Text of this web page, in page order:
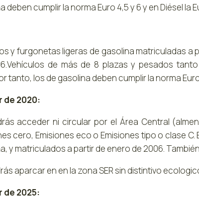
deben cumplir la norma Euro 4,5 y 6 y en Diésel la
y furgonetas ligeras de gasolina matriculadas a
de más de 8 plazas y pesados
tanto, los de gasolina deben cumplir la norma Euro
de 2020:
acceder ni circular por el Área Central
cero, Emisiones eco o Emisiones tipo o clase
y matriculados a partir de enero de 2006.
aparcar en en la zona SER sin distintivo
de 2025: